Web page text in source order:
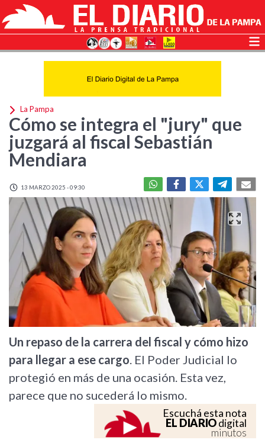
La Pampa
Cómo se integra el "jury" que
juzgará al fiscal Sebastián
Mendiara
13 MARZO 2025 - 09:30
Un repaso de la carrera del fiscal y cómo hizo
para llegar a ese cargo. El Poder Judicial lo
protegió en más de una ocasión. Esta vez,
parece que no sucederá lo mismo.
Escuchá esta nota
EL DIARIOdigital
minutos